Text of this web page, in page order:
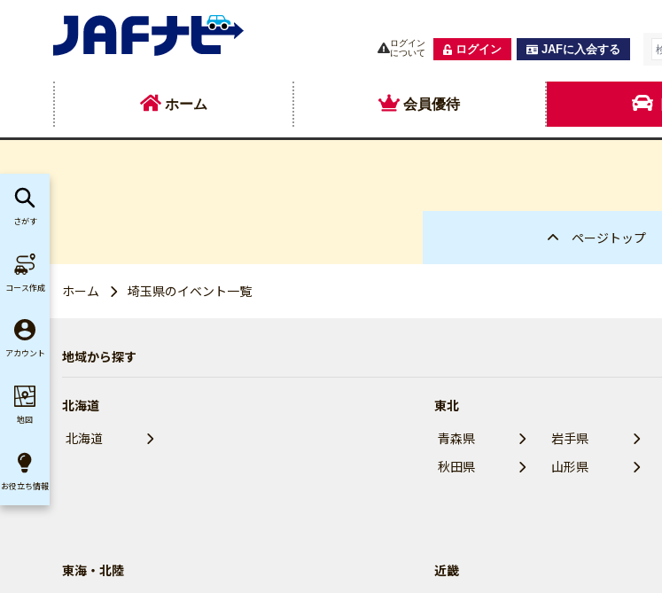
ログイン
について
ログイン JAFに入会する
ホーム 会員優待
ページトップ
ホーム 埼玉県のイベント一覧
地域から探す
北海道
北海道
東北
青森県
岩手県
秋田県
山形県
東海・北陸
近畿
さがす
コース作成
アカウント
地図
お役立ち情報